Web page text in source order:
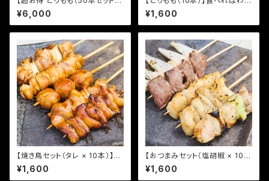
食べればわかる！ 94団のこだ
わり焼き鳥
¥6,000
る！ 94団のこだわり焼き鳥
¥1,600
【焼き鳥セット（タレ × 10本）】食
べればわかる！ 94団のこだわり
焼き鳥
¥1,600
【おつまみセット（塩胡椒 × 10
本）】食べればわかる！ 94団の
こだわり焼き鳥
¥1,600